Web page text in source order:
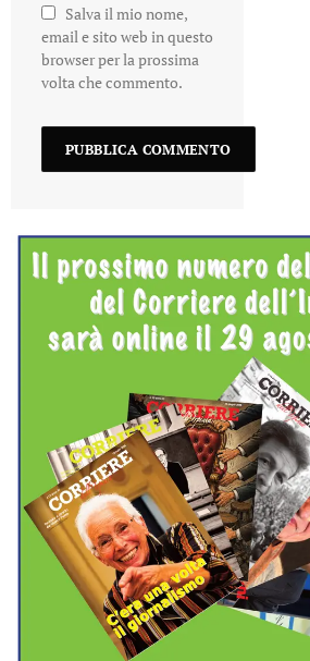
Salva il mio nome,
email e sito web in questo
browser per la prossima
volta che commento.